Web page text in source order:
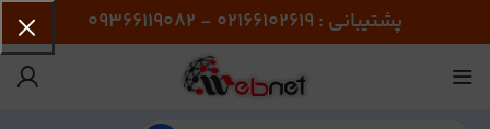
پشتیبانی : 02166102619 - 09366119082